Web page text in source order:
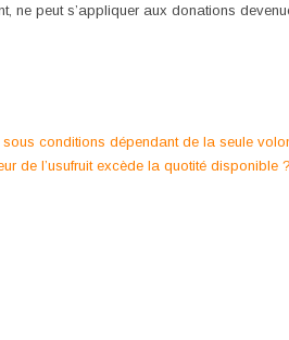
ne peut s’appliquer aux donations
sous conditions dépendant de la seule
de l’usufruit excède la quotité disponible ?